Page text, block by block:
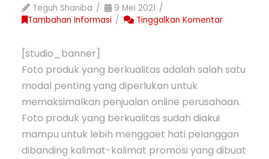
Teguh Shaniba
9 Mei 2021
Tambahan Informasi
Tinggalkan Komentar
[studio_banner]
Foto produk yang berkualitas adalah salah satu
modal penting yang diperlukan untuk
memaksimalkan penjualan online perusahaan.
Foto produk yang berkualitas sudah diakui
mampu untuk lebih menggaet hati pelanggan
dibanding kalimat-kalimat promosi yang dibuat